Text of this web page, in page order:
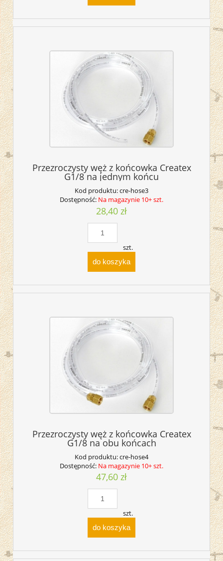
Przezroczysty węż z końcowka Createx
G1/8 na jednym końcu
Kod produktu:cre-hose3
Dostępność: Na magazynie 10+ szt.
28,40 zł
szt.
do koszyka
Przezroczysty węż z końcowka Createx
G1/8 na obu końcach
Kod produktu:cre-hose4
Dostępność: Na magazynie 10+ szt.
47,60 zł
szt.
do koszyka